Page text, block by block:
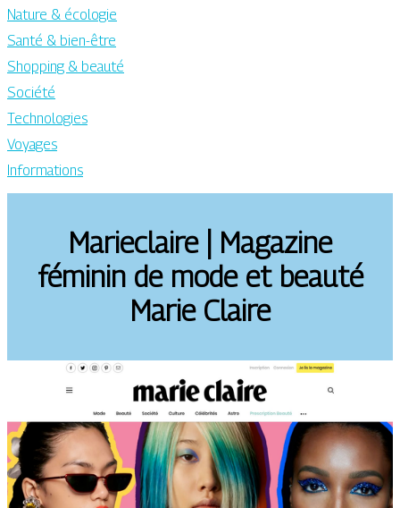
Nature & écologie
Santé & bien-être
Shopping & beauté
Société
Technologies
Voyages
Informations
Marieclaire | Magazine
féminin de mode et beauté
Marie Claire